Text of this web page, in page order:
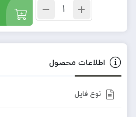
اطلاعات محصول
نوع فایل